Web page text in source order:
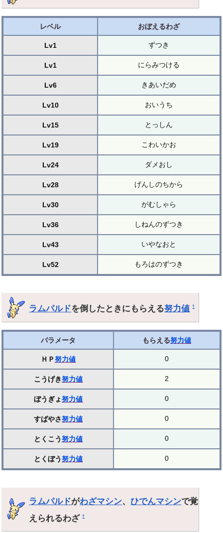
レベル おぼえるわざ
Lv1 ずつき
Lv1 にらみつける
Lv6 きあいだめ
Lv10 おいうち
Lv15 とっしん
Lv19 こわいかお
Lv24 ダメおし
Lv28 げんしのちから
Lv30 がむしゃら
Lv36 しねんのずつき
Lv43 いやなおと
Lv52 もろはのずつき
ラムパルドを倒したときにもらえる努力値 †
パラメータ もらえる努力値
ＨＰ努力値 0
こうげき努力値 2
ぼうぎょ努力値 0
すばやさ努力値 0
とくこう努力値 0
とくぼう努力値 0
ラムパルドがわざマシン、ひでんマシンで覚
えられるわざ†